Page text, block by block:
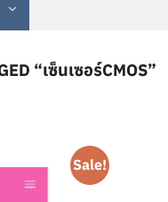
“เซ็นเซอร์CMOS”
Sale!